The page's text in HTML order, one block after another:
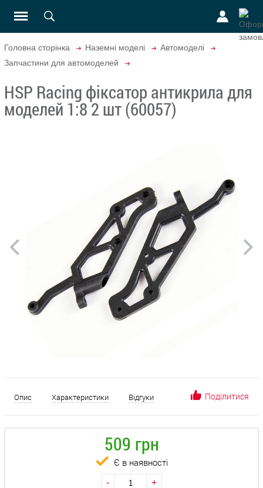
Головна сторінка Наземні моделі
Автомоделі
Запчастини для автомоделей
HSP Racing фіксатор антикрила для
моделей 1:8 2 шт (60057)
Опис Характеристики Відгуки Поділитися
509 грн
Є в наявності
- +